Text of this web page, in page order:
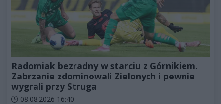
Radomiak bezradny w starciu z Górnikiem.
Zabrzanie zdominowali Zielonych i pewnie
wygrali przy Struga
Data dodania artykułu:
08.08.2026 16:40